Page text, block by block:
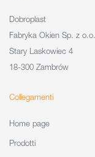
Dobroplast
Fabryka Okien Sp. z o.o.
Stary Laskowiec 4
18-300 Zambrów
Collegamenti
Home page
Prodotti